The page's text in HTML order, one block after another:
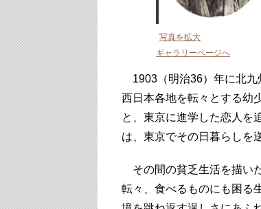
写真を拡大
ギャラリーページへ
1903（明治36）年に北九
西日本各地を転々とする幼
と、東京に進学した恋人を
は、東京でその日暮らしを
その間の貧乏生活を描い
転々、食べるものにも困る